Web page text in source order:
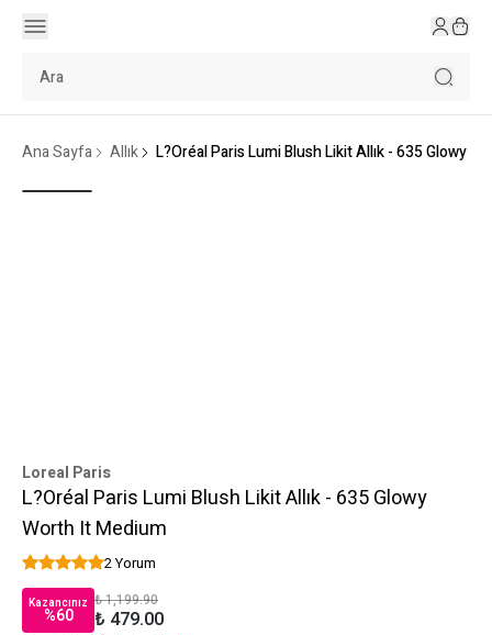
Ana Sayfa Allık L?Oréal Paris Lumi Blush Likit Allık - 635 Glowy
Loreal Paris
L?Oréal Paris Lumi Blush Likit Allık - 635 Glowy
Worth It Medium
2 Yorum
Kazancınız
%60
₺ 1,199.90
₺ 479.00